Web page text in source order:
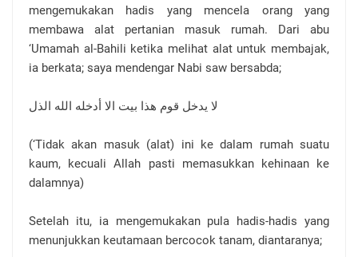
mengemukakan hadis yang mencela orang yang
membawa alat pertanian masuk rumah. Dari abu
‘Umamah al-Bahili ketika melihat alat untuk membajak,
ia berkata; saya mendengar Nabi saw bersabda;
لا يدخل قوم هذا بيت الا أدخله الله الذل
(‘Tidak akan masuk (alat) ini ke dalam rumah suatu
kaum, kecuali Allah pasti memasukkan kehinaan ke
dalamnya)
Setelah itu, ia mengemukakan pula hadis-hadis yang
menunjukkan keutamaan bercocok tanam, diantaranya;